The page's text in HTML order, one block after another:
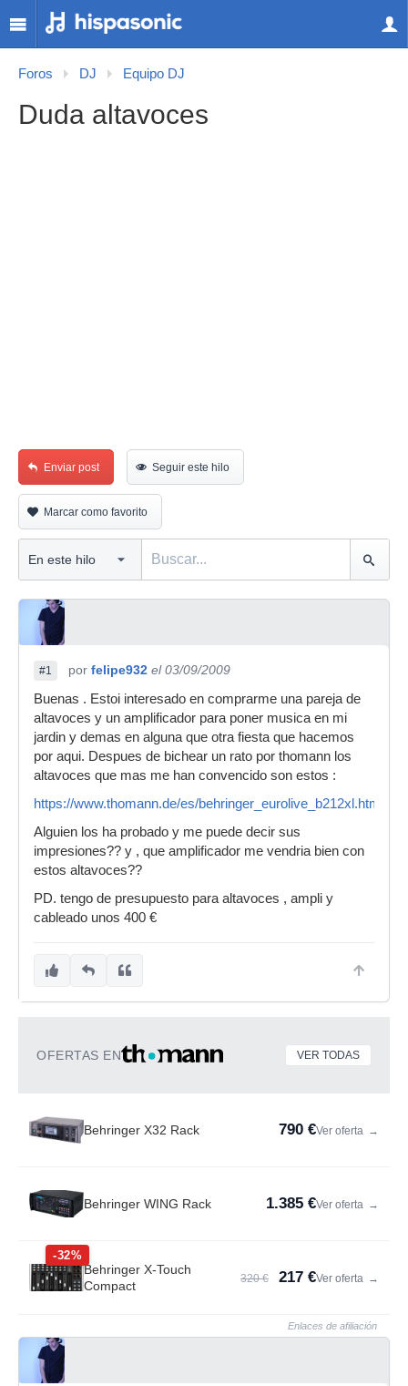
Foros DJ Equipo DJ
Duda altavoces
Enviar post Seguir este hilo
Marcar como favorito
#1 por felipe932 el 03/09/2009
Buenas . Estoi interesado en comprarme una pareja de
altavoces y un amplificador para poner musica en mi
jardin y demas en alguna que otra fiesta que hacemos
por aqui. Despues de bichear un rato por thomann los
altavoces que mas me han convencido son estos :
https://www.thomann.de/es/behringer_eurolive_b212xl.htm
Alguien los ha probado y me puede decir sus
impresiones?? y , que amplificador me vendria bien con
estos altavoces??
PD. tengo de presupuesto para altavoces , ampli y
cableado unos 400 €
OFERTAS EN VER TODAS
Behringer X32 Rack 790 €Ver oferta →
Behringer WING Rack 1.385 €Ver oferta →
-32%
Behringer X-Touch
Compact
320 € 217 €Ver oferta →
Enlaces de afiliación